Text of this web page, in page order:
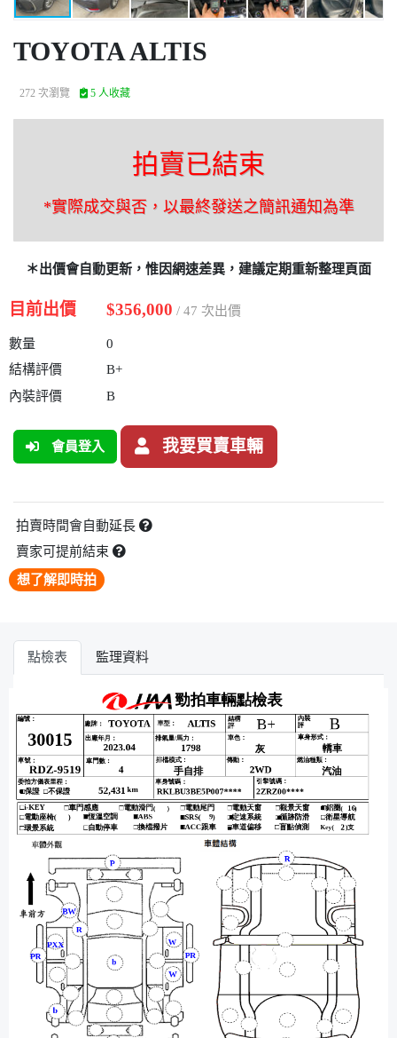
TOYOTA ALTIS
272 次瀏覽 5 人收藏
拍賣已結束
*實際成交與否，以最終發送之簡訊通知為準
＊出價會自動更新，惟因網速差異，建議定期重新整理頁面
目前出價 $356,000 / 47 次出價
數量
0
結構評價
B+
內裝評價
B
會員登入 我要買賣車輛
拍賣時間會自動延長
賣家可提前結束
想了解即時拍
點檢表 監理資料